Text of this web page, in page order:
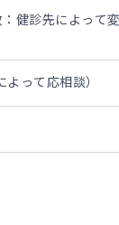
健診先によって
おります
明を行った後、
って応相談）